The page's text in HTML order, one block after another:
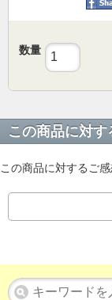
数量
この商品に対
この商品に対するご